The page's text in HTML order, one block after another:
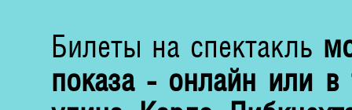
Билеты на спектакль
показа - онлайн или в